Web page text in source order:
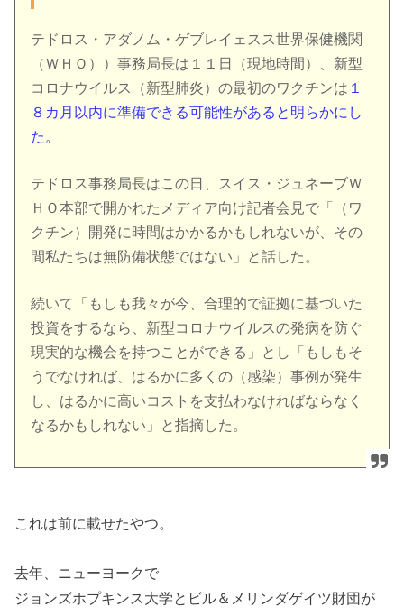
テドロス・アダノム・ゲブレイェスス世界保健機関
（ＷＨＯ））事務局長は１１日（現地時間）、新型
コロナウイルス（新型肺炎）の最初のワクチンは １
８カ月以内に準備できる可能性があると明らかにし
た。
テドロス事務局長はこの日、スイス・ジュネーブＷ
ＨＯ本部で開かれたメディア向け記者会見で「（ワ
クチン）開発に時間はかかるかもしれないが、その
間私たちは無防備状態ではない」と話した。
続いて「もしも我々が今、合理的で証拠に基づいた
投資をするなら、新型コロナウイルスの発病を防ぐ
現実的な機会を持つことができる」とし「もしもそ
うでなければ、はるかに多くの（感染）事例が発生
し、はるかに高いコストを支払わなければならなく
なるかもしれない」と指摘した。
これは前に載せたやつ。
去年、ニューヨークで
ジョンズホプキンス大学とビル＆メリンダゲイツ財団が